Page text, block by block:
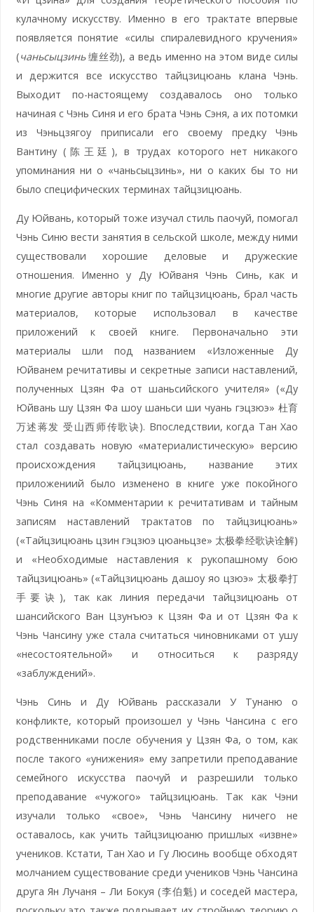
кулачному искусству. Именно в его трактате впервые
появляется понятие «силы спиралевидного кручения»
(чаньсыцзинь缠丝劲), а ведь именно на этом виде силы
и держится все искусство тайцзицюань клана Чэнь.
Выходит по-настоящему создавалось оно только
начиная с Чэнь Синя и его брата Чэнь Сэня, а их потомки
из Чэньцзягоу приписали его своему предку Чэнь
Вантину (陈王廷), в трудах которого нет никакого
упоминания ни о «чаньсыцзинь», ни о каких бы то ни
было специфических терминах тайцзицюань.
Ду Юйвань, который тоже изучал стиль паочуй, помогал
Чэнь Синю вести занятия в сельской школе, между ними
существовали хорошие деловые и дружеские
отношения. Именно у Ду Юйваня Чэнь Синь, как и
многие другие авторы книг по тайцзицюань, брал часть
материалов, которые использовал в качестве
приложений к своей книге. Первоначально эти
материалы шли под названием «Изложенные Ду
Юйванем речитативы и секретные записи наставлений,
полученных Цзян Фа от шаньсийского учителя» («Ду
Юйвань шу Цзян Фа шоу шаньси ши чуань гэцзюэ» 杜育
万述蒋发 受山西师传歌诀). Впоследствии, когда Тан Хао
стал создавать новую «материалистическую» версию
происхождения тайцзицюань, название этих
приложениий было изменено в книге уже покойного
Чэнь Синя на «Комментарии к речитативам и тайным
записям наставлений трактатов по тайцзицюань»
(«Тайцзицюань цзин гэцзюэ цюаньцзе» 太极拳经歌诀诠解)
и «Необходимые наставления к рукопашному бою
тайцзицюань» («Тайцзицюань дашоу яо цзюэ» 太极拳打
手要诀), так как линия передачи тайцзицюань от
шансийского Ван Цзунъюэ к Цзян Фа и от Цзян Фа к
Чэнь Чансину уже стала считаться чиновниками от ушу
«несостоятельной» и относиться к разряду
«заблуждений».
Чэнь Синь и Ду Юйвань рассказали У Тунаню о
конфликте, который произошел у Чэнь Чансина с его
родственниками после обучения у Цзян Фа, о том, как
после такого «унижения» ему запретили преподавание
семейного искусства паочуй и разрешили только
преподавание «чужого» тайцзицюань. Так как Чэни
изучали только «свое», Чэнь Чансину ничего не
оставалось, как учить тайцзицюаню пришлых «извне»
учеников. Кстати, Тан Хао и Гу Люсинь вообще обходят
молчанием существование среди учеников Чэнь Чансина
друга Ян Лучаня – Ли Бокуя (李伯魁) и соседей мастера,